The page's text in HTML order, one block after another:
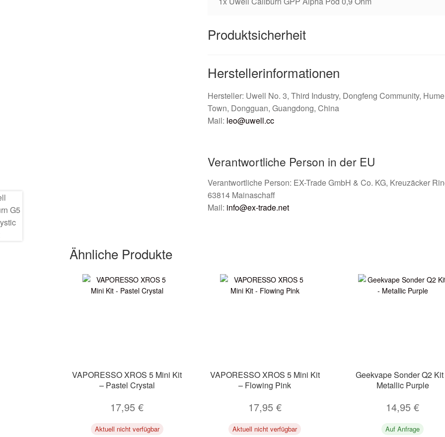
Produktsicherheit
Herstellerinformationen
Hersteller: Uwell No. 3, Third Industry, Dongfeng Community,
Town, Dongguan, Guangdong, China
Mail: leo@uwell.cc
Verantwortliche Person in der EU
Verantwortliche Person: EX-Trade GmbH & Co. KG, Kreuzäcker
63814 Mainaschaff
Mail: info@ex-trade.net
Ähnliche Produkte
VAPORESSO XROS 5 Mini Kit
– Pastel Crystal
17,95€
Aktuell nicht verfügbar
VAPORESSO XROS 5 Mini Kit
– Flowing Pink
17,95 €
Aktuell nicht verfügbar
Geekvape Sonder Q2
Metallic Purple
14,95€
Auf Anfrage